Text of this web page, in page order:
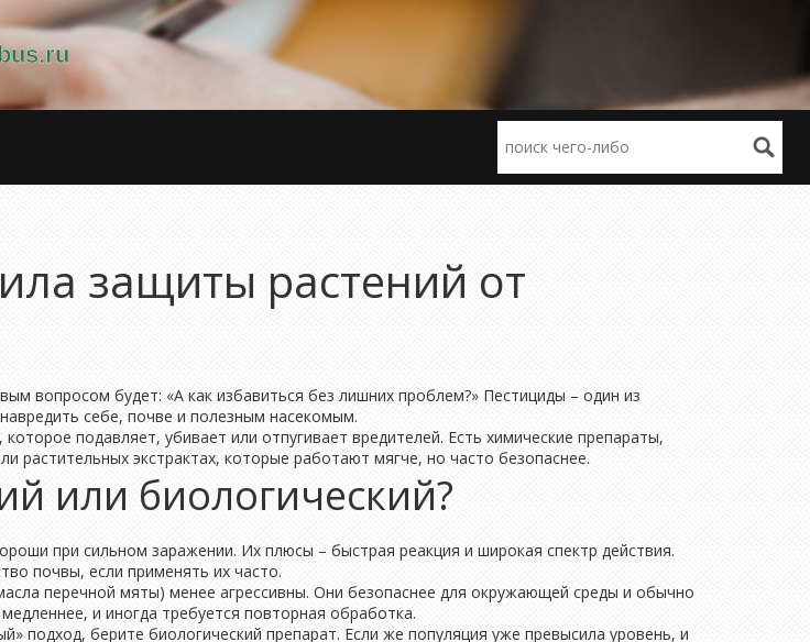
защиты растений от
вопросом будет: «А как избавиться без лишних проблем?» Пестициды – один из
себе, почве и полезным насекомым.
подавляет, убивает или отпугивает вредителей. Есть химические препараты,
растительных экстрактах, которые работают мягче, но часто безопаснее.
или биологический?
при сильном заражении. Их плюсы – быстрая реакция и широкая спектр действия.
почвы, если применять их часто.
перечной мяты) менее агрессивны. Они безопаснее для окружающей среды и обычно
и иногда требуется повторная обработка.
подход, берите биологический препарат. Если же популяция уже превысила уровень, и